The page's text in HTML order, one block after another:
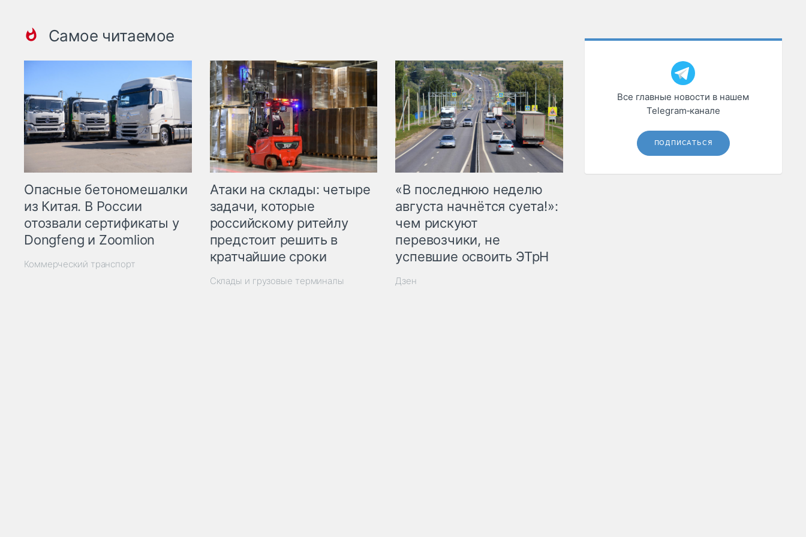
Самое читаемое
Опасные бетономешалки
из Китая. В России
отозвали сертификаты у
Dongfeng и Zoomlion
Коммерческий транспорт
Атаки на склады: четыре
задачи, которые
российскому ритейлу
предстоит решить в
кратчайшие сроки
Склады и грузовые терминалы
«В последнюю неделю
августа начнётся суета!»:
чем рискуют
перевозчики, не
успевшие освоить ЭТрН
Дзен
Все главные новости в нашем
Telegram‑канале
ПОДПИСАТЬСЯ